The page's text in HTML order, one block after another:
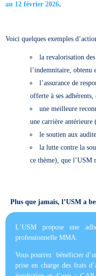
au 12 février 2026.
Voici quelques exemples
la revalorisation
l’indemnitaire, obtenu
l’assurance de
offerte à ses
une meilleure
une carrière
le soutien aux
la lutte contre la
ce thème), que l’USM
Plus que jamais, l’USM a
L’USM propose une
professionnelle MMA.
Vous pourrez bénéficier
prise en charge des frais